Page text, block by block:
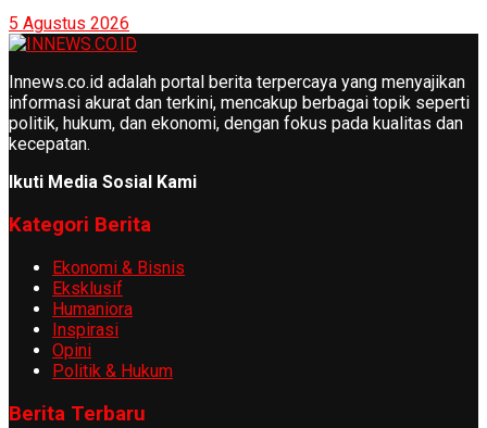
5 Agustus 2026
Innews.co.id adalah portal berita terpercaya yang menyajikan
informasi akurat dan terkini, mencakup berbagai topik seperti
politik, hukum, dan ekonomi, dengan fokus pada kualitas dan
kecepatan.
Ikuti Media Sosial Kami
Kategori Berita
Ekonomi & Bisnis
Eksklusif
Humaniora
Inspirasi
Opini
Politik & Hukum
Berita Terbaru